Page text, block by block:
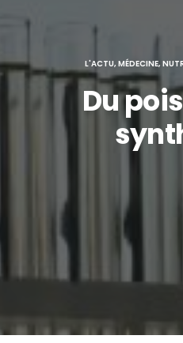
L'ACTU, MÉDECINE,
Du